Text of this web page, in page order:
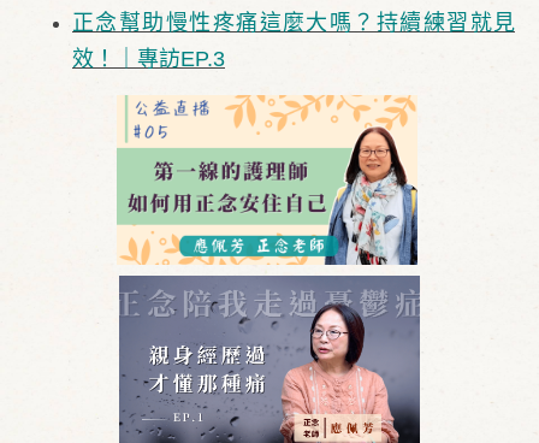
正念幫助慢性疼痛這麼大嗎？持續練習就見
效！｜專訪EP.3